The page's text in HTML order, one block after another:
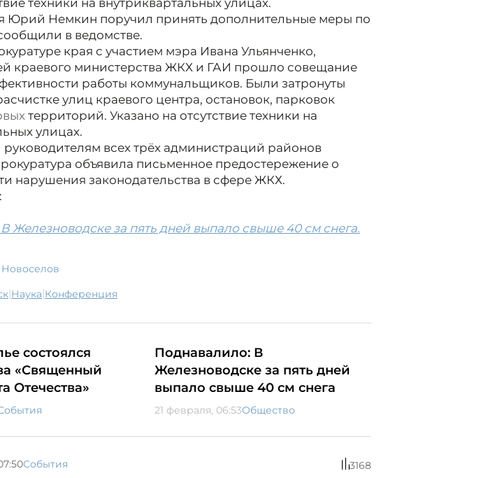
техники на внутриквартальных улицах.
Юрий Немкин поручил принять дополнительные меры по
в ведомстве.
края с участием мэра Ивана Ульянченко,
краевого министерства ЖКХ и ГАИ прошло совещание
работы коммунальщиков. Были затронуты
улиц краевого центра, остановок, парковок
территорий. Указано на отсутствие техники на
улицах.
руководителям всех трёх администраций районов
объявила письменное предостережение о
нарушения законодательства в сфере ЖКХ.
В Железноводске за пять дней выпало свыше 40 см снега.
| наука| конференция
состоялся
«Священный
Отечества»
Поднавалило: В
Железноводске за пять дней
выпало свыше 40 см снега
21 февраля, 06:53Общество
События 3168